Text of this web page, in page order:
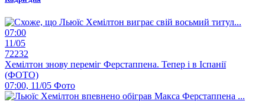
07:00
11/05
72232
Хемілтон знову переміг Ферстаппена. Тепер і в Іспанії
(ФОТО)
07:00, 11/05 Фото